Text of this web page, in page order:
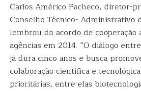
Carlos Américo Pacheco, diretor-
Conselho Técnico- Administrativo
lembrou do acordo de cooperação
agências em 2014. “O diálogo
já dura cinco anos e busca
colaboração científica e
prioritárias, entre elas